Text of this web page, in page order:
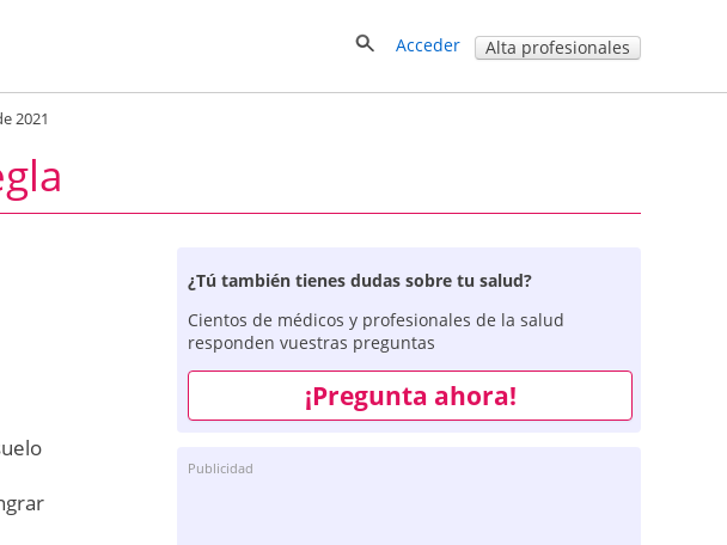
Acceder Alta profesionales
2021
¿Tú también tienes dudas sobre tu salud?
Cientos de médicos y profesionales de la salud
responden vuestras preguntas
¡Pregunta ahora!
Publicidad